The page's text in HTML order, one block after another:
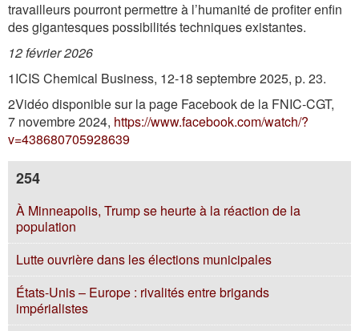
travailleurs pourront permettre à l’humanité de profiter enfin
des gigantesques possibilités techniques existantes.
12 février 2026
1ICIS Chemical Business, 12-18 septembre 2025, p. 23.
2Vidéo disponible sur la page Facebook de la FNIC-CGT,
7 novembre 2024, https://www.facebook.com/watch/?
v=438680705928639
254
À Minneapolis, Trump se heurte à la réaction de la
population
Lutte ouvrière dans les élections municipales
États-Unis – Europe : rivalités entre brigands
impérialistes